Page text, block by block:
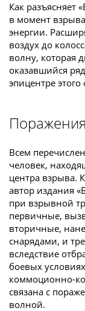
Как разъясняет
в момент
энергии.
воздух до
волну, которая
оказавшийся
эпицентре
Всем
человек,
центра взрыва.
автор издания
при взрывной
первичные,
вторичные,
снарядами, и
вследствие
боевых
коммоционно-
связана с
волной.